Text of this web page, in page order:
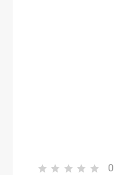
0